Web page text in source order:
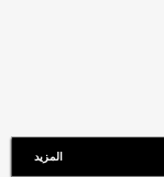
المزيد